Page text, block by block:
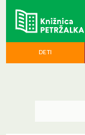
DETI